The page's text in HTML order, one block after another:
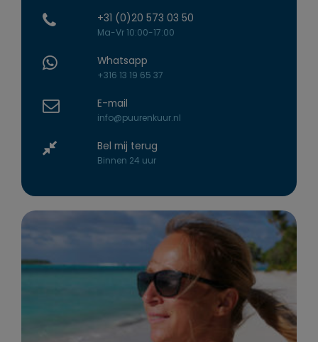
+31 (0)20 573 03 50
Ma-Vr 10:00-17:00
Whatsapp
+316 13 19 65 37
E-mail
info@puurenkuur.nl
Bel mij terug
Binnen 24 uur